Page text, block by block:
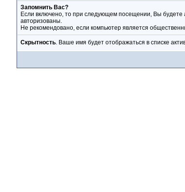
Запомнить Вас?
Если включено, то при следующем посещении, Вы будете
авторизованы.
Не рекомендовано, если компьютер является
Скрытность. Ваше имя будет отображаться в списке